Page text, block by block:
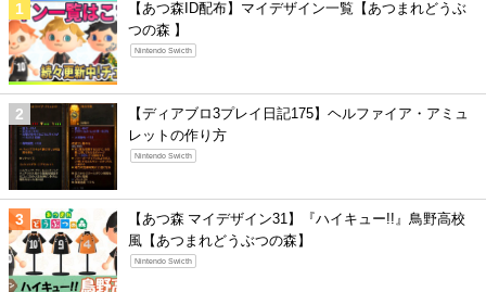
【あつ森ID配布】マイデザイン一覧【あつまれどうぶ
つの森 】
Nintendo Swicth
【ディアブロ3プレイ日記175】ヘルファイア・アミュ
レットの作り方
Nintendo Swicth
【あつ森 マイデザイン31】『ハイキュー!!』鳥野高校
風【あつまれどうぶつの森】
Nintendo Swicth